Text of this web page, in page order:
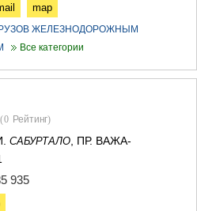
map
ЖЕЛЕЗНОДОРОЖНЫМ
Все категории
(0 Рейтинг)
САБУРТАЛО , ПР. ВАЖА-
935